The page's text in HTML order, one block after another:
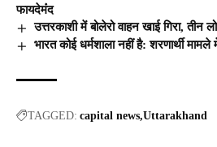
फायदेमंंद
उत्तरकाशी में बोलेरो वाहन खाई गिरा, तीन
भारत कोई धर्मशाला नहीं है: शरणार्थी
TAGGED: capital news Uttarakhand